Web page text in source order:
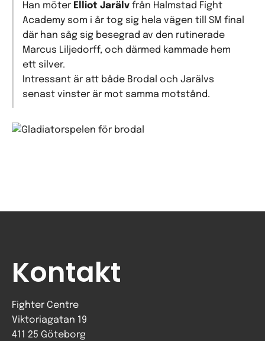
Han möter Elliot Jarälv från Halmstad Fight
Academy som i år tog sig hela vägen till SM final
där han såg sig besegrad av den rutinerade
Marcus Liljedorff, och därmed kammade hem
ett silver.
Intressant är att både Brodal och Jarälvs
senast vinster är mot samma motstånd.
Kontakt
Fighter Centre
Viktoriagatan 19
411 25 Göteborg